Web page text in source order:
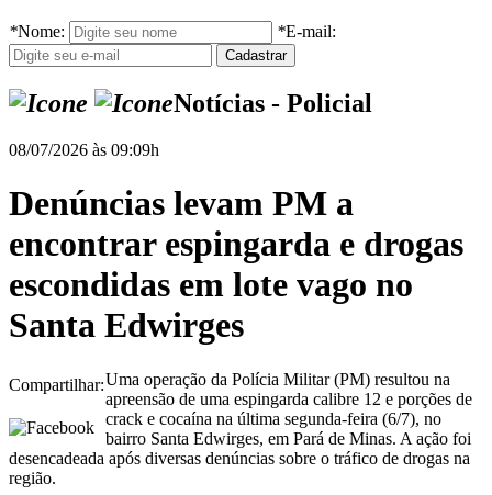
*Nome: *E-mail:
Notícias - Policial
08/07/2026 às 09:09h
Denúncias levam PM a
encontrar espingarda e drogas
escondidas em lote vago no
Santa Edwirges
Compartilhar:Uma operação da Polícia Militar (PM) resultou na
apreensão de uma espingarda calibre 12 e porções de
crack e cocaína na última segunda-feira (6/7), no
bairro Santa Edwirges, em Pará de Minas. A ação foi
desencadeada após diversas denúncias sobre o tráfico de drogas na
região.